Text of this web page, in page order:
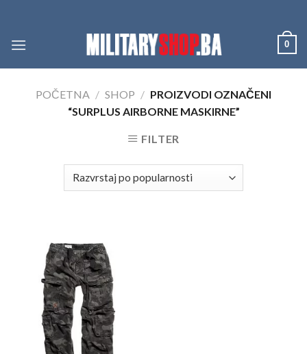
content
0
POČETNA / SHOP / PROIZVODI OZNAČENI
“SURPLUS AIRBORNE MASKIRNE”
FILTER